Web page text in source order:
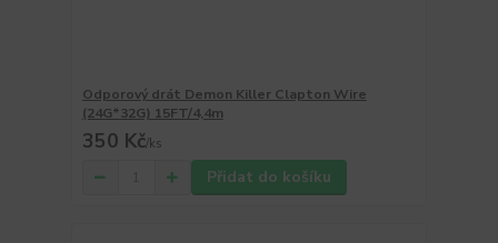
Odporový drát Demon Killer Clapton Wire
(24G*32G) 15FT/4,4m
350 Kč/ks
Přidat do košíku